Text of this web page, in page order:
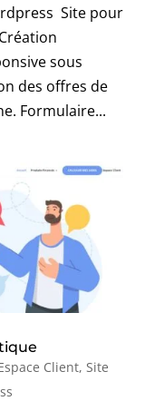
Site pour
sous
des offres de
Formulaire...
Client, Site